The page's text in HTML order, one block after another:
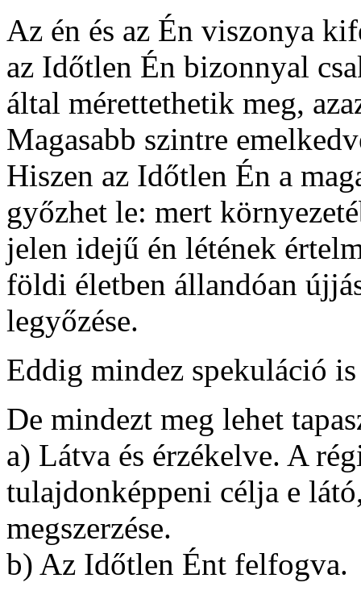
Az én és az Én viszonya
az Időtlen Én bizonnyal
által mérettethetik meg,
Magasabb szintre
Hiszen az Időtlen Én a
győzhet le: mert
jelen idejű én létének
földi életben állandóan
legyőzése.
Eddig mindez spekuláció
De mindezt meg lehet
a) Látva és érzékelve. A
tulajdonképpeni célja e
megszerzése.
b) Az Időtlen Ént felfogva.